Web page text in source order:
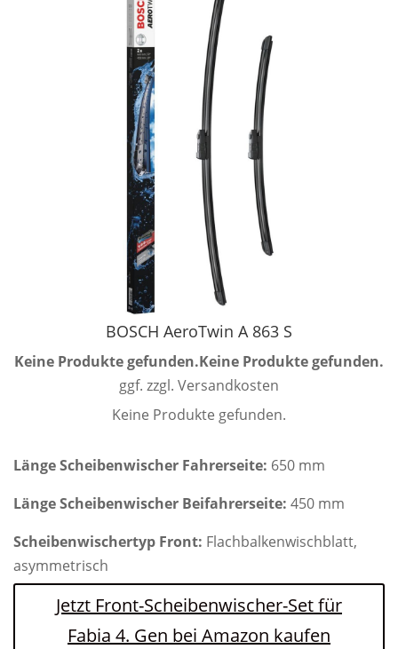
BOSCH AeroTwin A 863 S
Keine Produkte gefunden.Keine Produkte gefunden.
ggf. zzgl. Versandkosten
Keine Produkte gefunden.
Länge Scheibenwischer Fahrerseite: 650 mm
Länge Scheibenwischer Beifahrerseite: 450 mm
Scheibenwischertyp Front: Flachbalkenwischblatt,
asymmetrisch
Jetzt Front-Scheibenwischer-Set für
Fabia 4. Gen bei Amazon kaufen